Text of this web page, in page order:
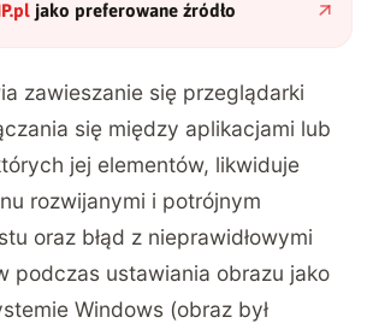
jako preferowane źródło
zawieszanie się przeglądarki
się między aplikacjami lub
jej elementów, likwiduje
rozwijanymi i potrójnym
oraz błąd z nieprawidłowymi
podczas ustawiania obrazu jako
Windows (obraz był